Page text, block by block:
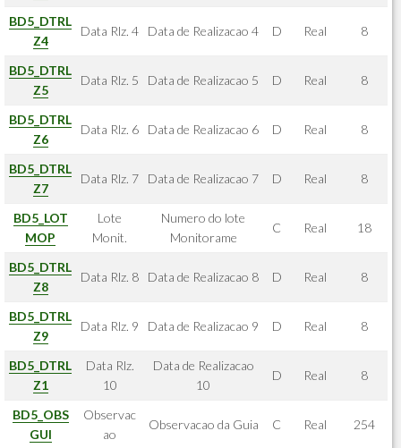
BD5_DTRL
Z4
Data Rlz. 4 Data de Realizacao 4 D Real 8
BD5_DTRL
Z5
Data Rlz. 5 Data de Realizacao 5 D Real 8
BD5_DTRL
Z6
Data Rlz. 6 Data de Realizacao 6 D Real 8
BD5_DTRL
Z7
Data Rlz. 7 Data de Realizacao 7 D Real 8
BD5_LOT
MOP
Lote
Monit.
Numero do lote
Monitorame
C Real 18
BD5_DTRL
Z8
Data Rlz. 8 Data de Realizacao 8 D Real 8
BD5_DTRL
Z9
Data Rlz. 9 Data de Realizacao 9 D Real 8
BD5_DTRL
Z1
Data Rlz.
10
Data de Realizacao
10
D Real 8
BD5_OBS
GUI
Observac
ao
Observacao da Guia C Real 254